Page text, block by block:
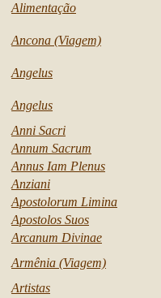
Alimentação
Ancona (Viagem)
Angelus
Angelus
Anni Sacri
Annum Sacrum
Annus Iam Plenus
Anziani
Apostolorum Limina
Apostolos Suos
Arcanum Divinae
Armênia (Viagem)
Artistas